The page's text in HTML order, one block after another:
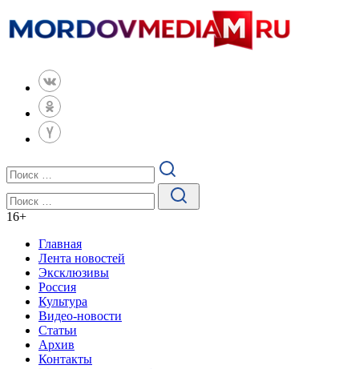
16+
Главная
Лента новостей
Эксклюзивы
Россия
Культура
Видео-новости
Статьи
Архив
Контакты